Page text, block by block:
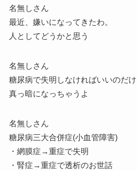
名無しさん
最近、嫌いになってきたわ。
人としてどうかと思う
名無しさん
糖尿病で失明しなければいいのだ
真っ暗になっちゃうよ
名無しさん
糖尿病三大合併症(小血管障害)
・網膜症→重症で失明
・腎症→重症で透析のお世話